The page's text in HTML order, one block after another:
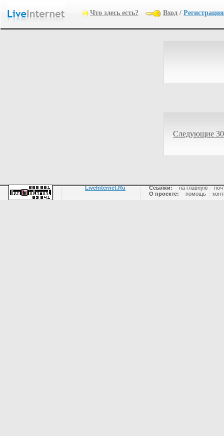
Что здесь есть? Вход / Регистрация
Следующие
LiveInternet.Ru Ссылки: на главную |
О проекте:
помощь